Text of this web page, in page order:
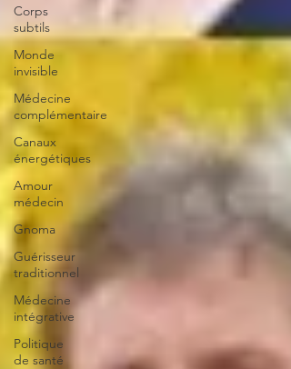
Corps
subtils
Monde
invisible
Médecine
complémentaire
Canaux
énergétiques
Amour
médecin
Gnoma
Guérisseur
traditionnel
Médecine
intégrative
Politique
de santé